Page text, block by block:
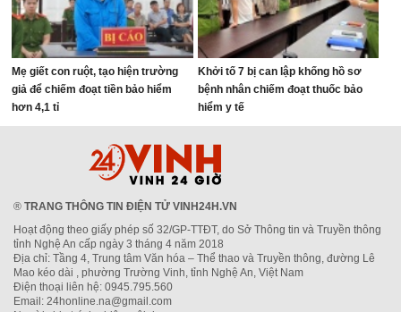
Mẹ giết con ruột, tạo hiện trường
giả để chiếm đoạt tiền bảo hiểm
hơn 4,1 tỉ
Khởi tố 7 bị can lập khống hồ sơ
bệnh nhân chiếm đoạt thuốc bảo
hiểm y tế
® TRANG THÔNG TIN ĐIỆN TỬ VINH24H.VN
Hoạt động theo giấy phép số 32/GP-TTĐT, do Sở Thông tin và Truyền thông
tỉnh Nghệ An cấp ngày 3 tháng 4 năm 2018
Địa chỉ: Tầng 4, Trung tâm Văn hóa – Thể thao và Truyền thông, đường Lê
Mao kéo dài , phường Trường Vinh, tỉnh Nghệ An, Việt Nam
Điện thoại liên hệ: 0945.795.560
Email: 24honline.na@gmail.com